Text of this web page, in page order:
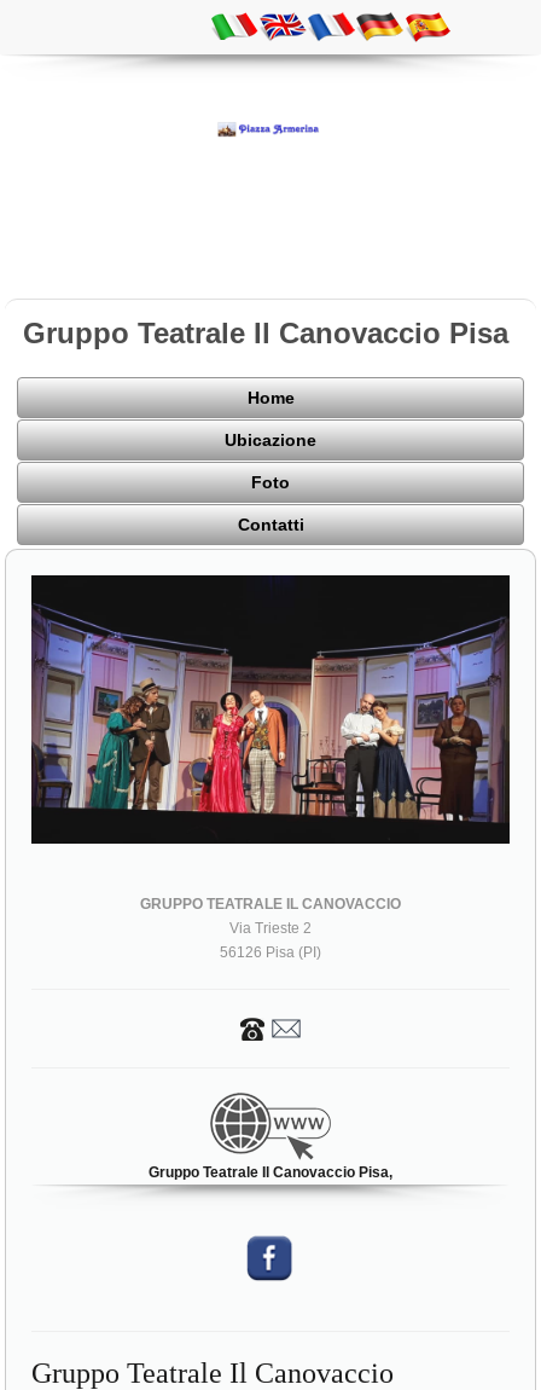
Gruppo Teatrale Il Canovaccio Pisa
Home
Ubicazione
Foto
Contatti
GRUPPO TEATRALE IL CANOVACCIO
Via Trieste 2
56126 Pisa (PI)
Gruppo Teatrale Il Canovaccio Pisa,
Gruppo Teatrale Il Canovaccio